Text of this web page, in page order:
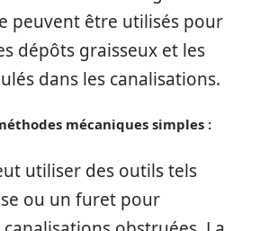
peuvent être utilisés pour
dépôts graisseux et les
dans les canalisations.
mécaniques simples :
utiliser des outils tels
ou un furet pour